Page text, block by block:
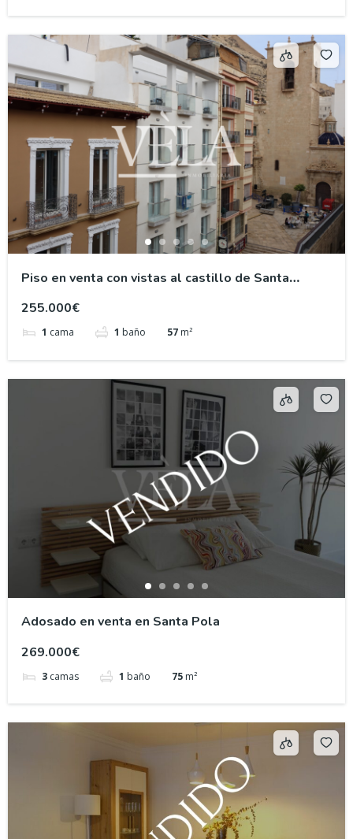
Piso en venta con vistas al castillo de Santa
255.000€
1 cama 1 baño 57 m²
Adosado en venta en Santa Pola
269.000€
3 camas 1 baño 75 m²